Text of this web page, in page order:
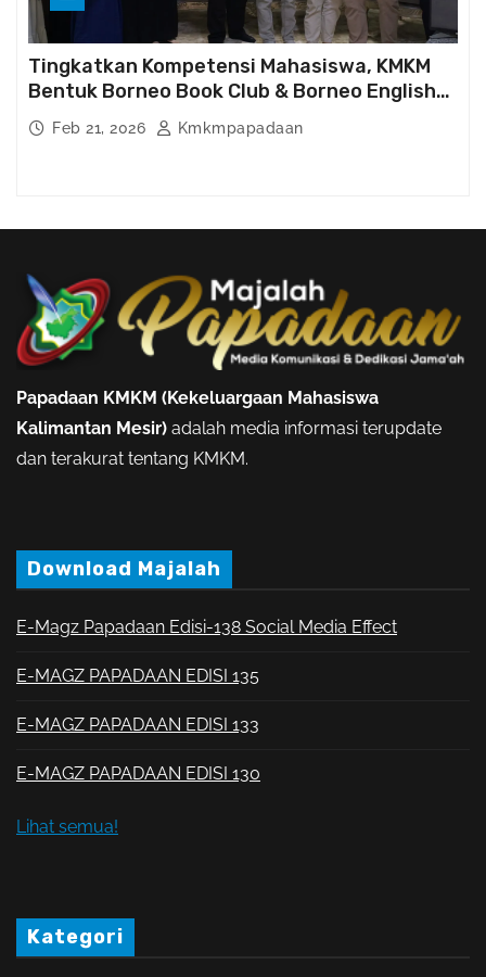
Tingkatkan Kompetensi Mahasiswa, KMKM
Bentuk Borneo Book Club & Borneo English
ClubFeb 21, 2026 Kmkmpapadaan
Papadaan KMKM (Kekeluargaan Mahasiswa
Kalimantan Mesir) adalah media informasi terupdate
dan terakurat tentang KMKM.
Download Majalah
E-Magz Papadaan Edisi-138 Social Media Effect
E-MAGZ PAPADAAN EDISI 135
E-MAGZ PAPADAAN EDISI 133
E-MAGZ PAPADAAN EDISI 130
Lihat semua!
Kategori